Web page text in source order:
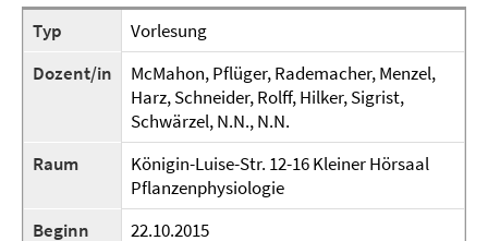
Typ
Vorlesung
Dozent/in
McMahon, Pflüger, Rademacher, Menzel,
Harz, Schneider, Rolff, Hilker, Sigrist,
Schwärzel, N.N., N.N.
Raum
Königin-Luise-Str. 12-16 Kleiner Hörsaal
Pflanzenphysiologie
Beginn
22.10.2015